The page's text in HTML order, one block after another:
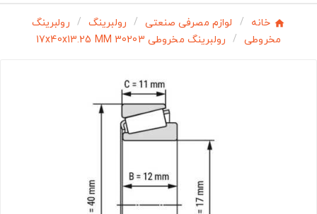
خانه لوازم مصرفی صنعتی رولبرینگ
رولبرینگ
مخروطی
رولبرینگ مخروطی 30203 17x40x13.25 MM